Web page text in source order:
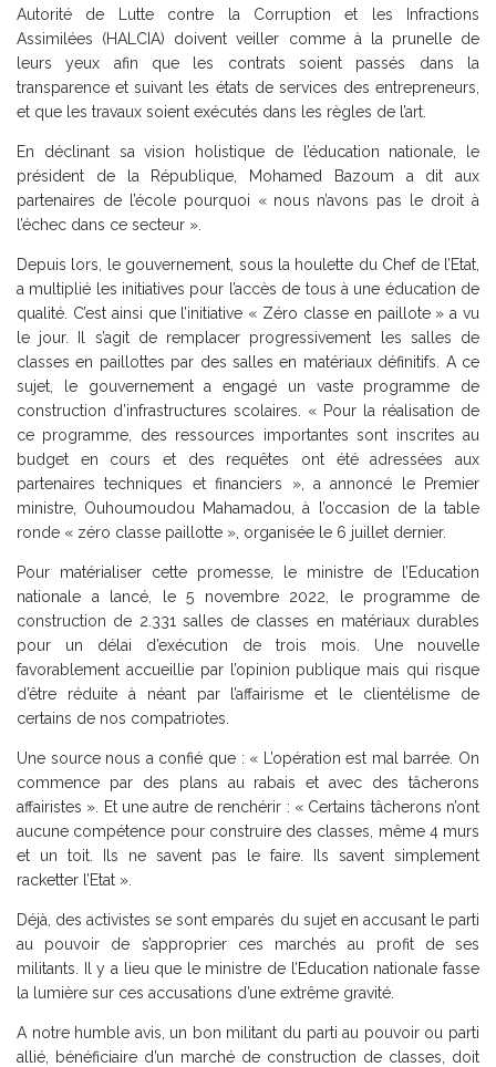
Autorité de Lutte contre la Corruption et les Infractions
Assimilées (HALCIA) doivent veiller comme à la prunelle de
leurs yeux afin que les contrats soient passés dans la
transparence et suivant les états de services des entrepreneurs,
et que les travaux soient exécutés dans les règles de l’art.
En déclinant sa vision holistique de l’éducation nationale, le
président de la République, Mohamed Bazoum a dit aux
partenaires de l’école pourquoi « nous n’avons pas le droit à
l’échec dans ce secteur ».
Depuis lors, le gouvernement, sous la houlette du Chef de l’Etat,
a multiplié les initiatives pour l’accès de tous à une éducation de
qualité. C’est ainsi que l’initiative « Zéro classe en paillote » a vu
le jour. Il s’agit de remplacer progressivement les salles de
classes en paillottes par des salles en matériaux définitifs. A ce
sujet, le gouvernement a engagé un vaste programme de
construction d’infrastructures scolaires. « Pour la réalisation de
ce programme, des ressources importantes sont inscrites au
budget en cours et des requêtes ont été adressées aux
partenaires techniques et financiers », a annoncé le Premier
ministre, Ouhoumoudou Mahamadou, à l’occasion de la table
ronde « zéro classe paillotte », organisée le 6 juillet dernier.
Pour matérialiser cette promesse, le ministre de l’Education
nationale a lancé, le 5 novembre 2022, le programme de
construction de 2.331 salles de classes en matériaux durables
pour un délai d’exécution de trois mois. Une nouvelle
favorablement accueillie par l’opinion publique mais qui risque
d’être réduite à néant par l’affairisme et le clientélisme de
certains de nos compatriotes.
Une source nous a confié que : « L’opération est mal barrée. On
commence par des plans au rabais et avec des tâcherons
affairistes ». Et une autre de renchérir : « Certains tâcherons n’ont
aucune compétence pour construire des classes, même 4 murs
et un toit. Ils ne savent pas le faire. Ils savent simplement
racketter l’Etat ».
Déjà, des activistes se sont emparés du sujet en accusant le parti
au pouvoir de s’approprier ces marchés au profit de ses
militants. Il y a lieu que le ministre de l’Education nationale fasse
la lumière sur ces accusations d’une extrême gravité.
A notre humble avis, un bon militant du parti au pouvoir ou parti
allié, bénéficiaire d’un marché de construction de classes, doit